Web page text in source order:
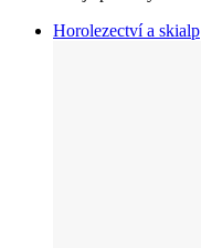
Horolezectví a skialp